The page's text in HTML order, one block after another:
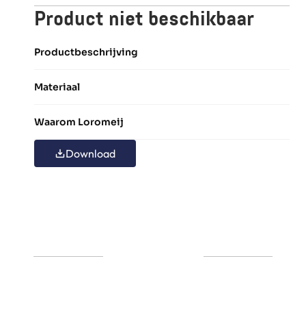
Product niet beschikbaar
Productbeschrijving
Materiaal
Waarom Loromeij
Download